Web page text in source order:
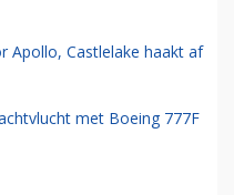
Apollo, Castlelake haakt af
met Boeing 777F